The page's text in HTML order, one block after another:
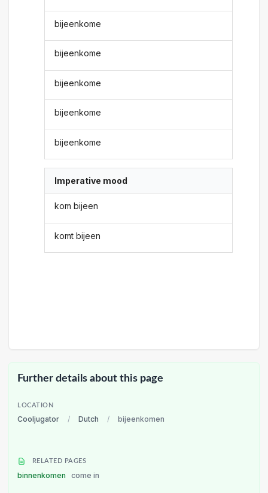
bijeenkome
bijeenkome
bijeenkome
bijeenkome
bijeenkome
Imperative mood
kom bijeen
komt bijeen
Further details about this page
LOCATION
Cooljugator / Dutch / bijeenkomen
RELATED PAGES
binnenkomen come in